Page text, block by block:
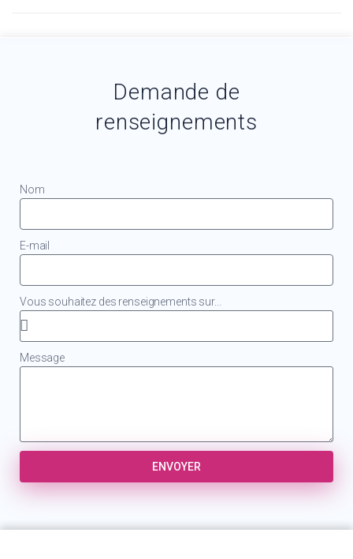
Demande de
renseignements
Nom
E-mail
Vous souhaitez des renseignements sur...
Message
ENVOYER